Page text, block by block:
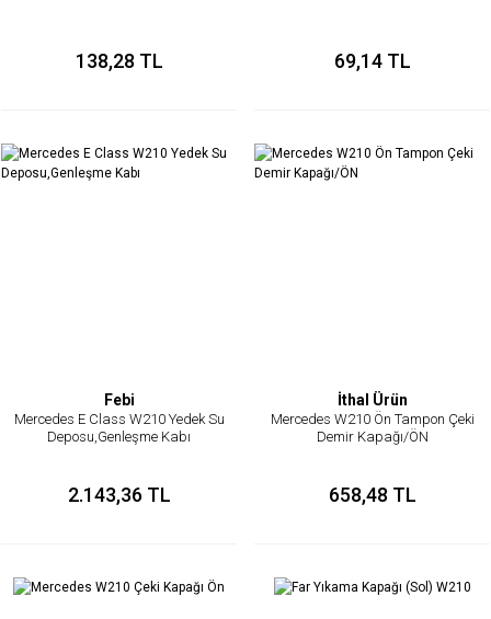
138,28 TL 69,14 TL
Febi
Mercedes E Class W210 Yedek Su
Deposu,Genleşme Kabı
2.143,36 TL
İthal Ürün
Mercedes W210 Ön Tampon Çeki
Demir Kapağı/ÖN
658,48 TL